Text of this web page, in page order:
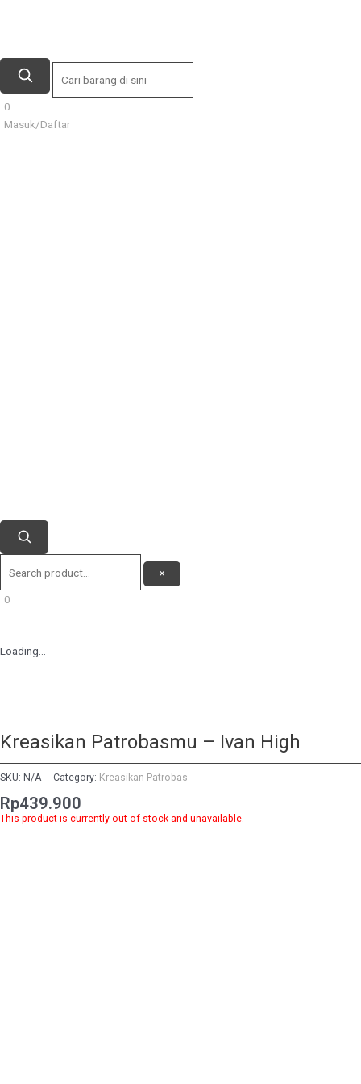
0
Masuk/Daftar
×
0
Loading...
Kreasikan Patrobasmu – Ivan High
SKU: N/A Category: Kreasikan Patrobas
Rp439.900
This product is currently out of stock and unavailable.